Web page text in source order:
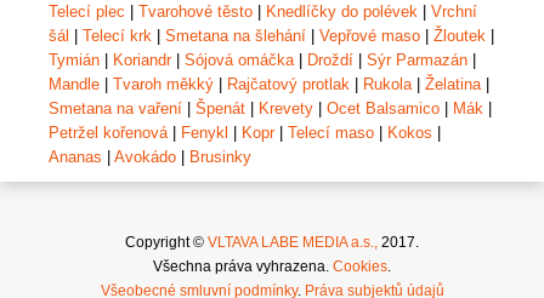
Telecí plec | Tvarohové těsto | Knedlíčky do polévek | Vrchní
šál | Telecí krk | Smetana na šlehání | Vepřové maso | Žloutek |
Tymián | Koriandr| Sójová omáčka | Droždí | Sýr Parmazán |
Mandle | Tvaroh měkký | Rajčatový protlak | Rukola | Želatina |
Smetana na vaření | Špenát | Krevety | Ocet Balsamico | Mák |
Petržel kořenová | Fenykl | Kopr| Telecí maso | Kokos |
Ananas | Avokádo | Brusinky
Copyright © VLTAVA LABE MEDIA a.s.,
2017.
Všechna práva vyhrazena. Cookies
Všeobecné smluvní podmínky. Práva subjektů údajů